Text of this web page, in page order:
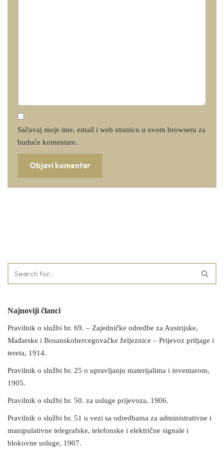
Sačuvaj moje ime, email i web stranicu u ovom browseru za
buduće komentare.
Najnoviji članci
Pravilnik o službi br. 69. – Zajedničke odredbe za Austrijske,
Mađarske i Bosanskohercegovačke željeznice – Prijevoz prtljage i
tereta, 1914.
Pravilnik o službi br. 25 o upravljanju materijalima i inventarom,
1905.
Pravilnik o službi br. 50. za usluge prijevoza, 1906.
Pravilnik o službi br. 51 u vezi sa odredbama za administrativne i
manipulativne telegrafske, telefonske i električne signale i
blokovne usluge, 1907.